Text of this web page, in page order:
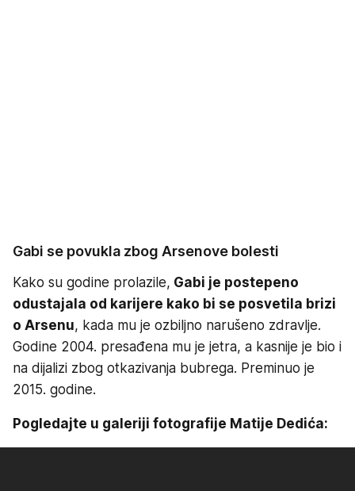
Gabi se povukla zbog Arsenove bolesti
Kako su godine prolazile, Gabi je postepeno
odustajala od karijere kako bi se posvetila brizi
o Arsenu, kada mu je ozbiljno narušeno zdravlje.
Godine 2004. presađena mu je jetra, a kasnije je bio i
na dijalizi zbog otkazivanja bubrega. Preminuo je
2015. godine.
Pogledajte u galeriji fotografije Matije Dedića: